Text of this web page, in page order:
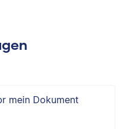
mein Dokument